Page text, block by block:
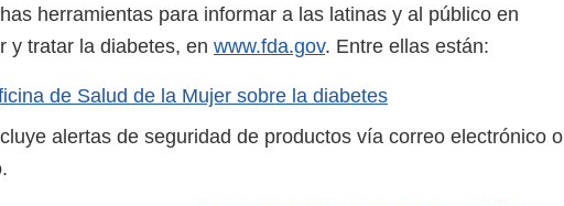
herramientas para informar a las latinas y al público en
y tratar la diabetes, en www.fda.gov. Entre ellas están:
de Salud de la Mujer sobre la diabetes
alertas de seguridad de productos vía correo electrónico o